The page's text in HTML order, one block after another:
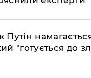
"готується до